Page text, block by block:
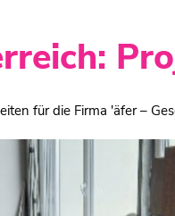
für die Firma 'äfer –